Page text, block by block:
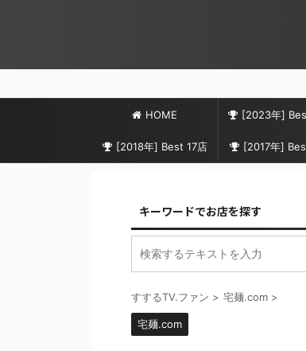
HOME [2023年]
[2018年] Best 17店 [2017年]
キーワードでお店を探す
すするTV.ファン > 宅麺.com >
宅麺.com